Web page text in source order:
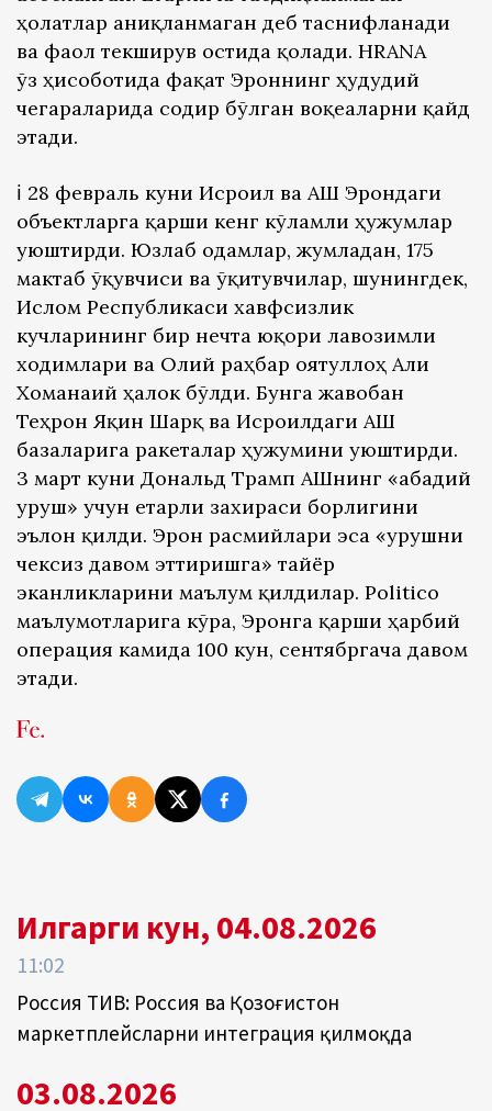
ҳолатлар аниқланмаган деб таснифланади
ва фаол текширув остида қолади. HRANA
ўз ҳисоботида фақат Эроннинг ҳудудий
чегараларида содир бўлган воқеаларни қайд
этади.
ℹ️ 28 февраль куни Исроил ва АҚШ Эрондаги
объектларга қарши кенг кўламли ҳужумлар
уюштирди. Юзлаб одамлар, жумладан, 175
мактаб ўқувчиси ва ўқитувчилар, шунингдек,
Ислом Республикаси хавфсизлик
кучларининг бир нечта юқори лавозимли
ходимлари ва Олий раҳбар оятуллоҳ Али
Хоманаий ҳалок бўлди. Бунга жавобан
Теҳрон Яқин Шарқ ва Исроилдаги АҚШ
базаларига ракеталар ҳужумини уюштирди.
3 март куни Дональд Трамп АҚШнинг «абадий
уруш» учун етарли захираси борлигини
эълон қилди. Эрон расмийлари эса «урушни
чексиз давом эттиришга» тайёр
эканликларини маълум қилдилар. Politico
маълумотларига кўра, Эронга қарши ҳарбий
операция камида 100 кун, сентябргача давом
этади.
Илгарги кун, 04.08.2026
11:02
Россия ТИВ: Россия ва Қозоғистон
маркетплейсларни интеграция қилмоқда
03.08.2026